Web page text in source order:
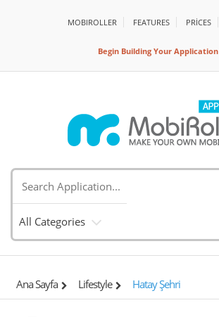
MOBIROLLER FEATURES PRİCES
Begin Building Your Application
All Categories
Ana Sayfa Lifestyle Hatay Şehri